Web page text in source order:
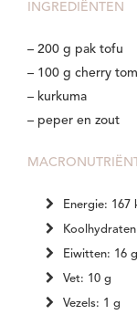
INGREDIËNTEN
– 200 g pak tofu
– 100 g cherry
– kurkuma
– peper en zout
Energie: 167
Eiwitten: 16 g
Vet: 10 g
Vezels: 1 g